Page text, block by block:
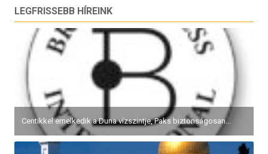
LEGFRISSEBB HÍREINK
Centikkel emelkedik a Duna vízszintje, Paks biztonságosan...